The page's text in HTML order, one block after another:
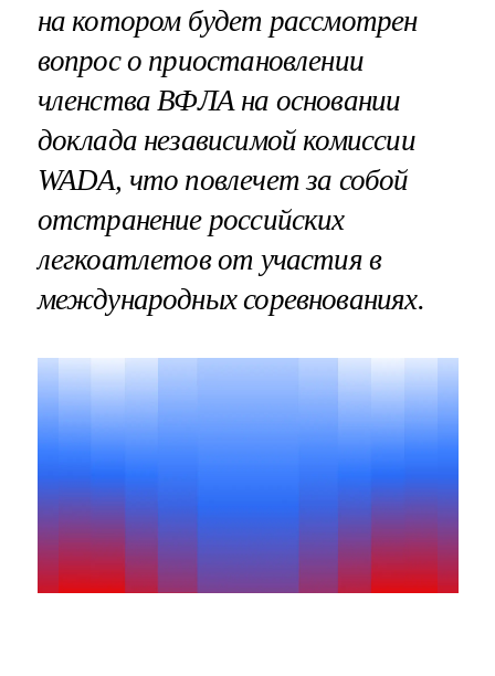
на котором будет рассмотрен
вопрос о приостановлении
членства ВФЛА на основании
доклада независимой комиссии
WADA, что повлечет за собой
отстранение российских
легкоатлетов от участия в
международных соревнованиях.